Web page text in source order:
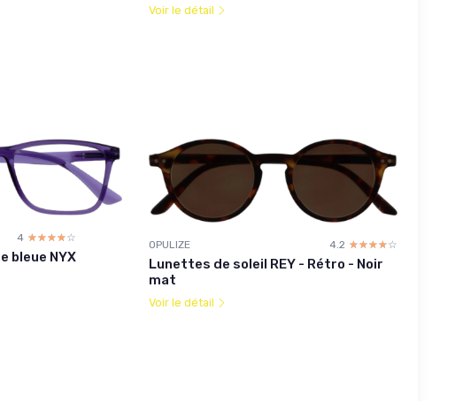
Voir le détail
4 ☆☆☆☆☆
★★★★★
bleue NYX
OPULIZE 4.2 ☆☆☆☆☆
★★★★★
Lunettes de soleil REY - Rétro - Noir
mat
Voir le détail